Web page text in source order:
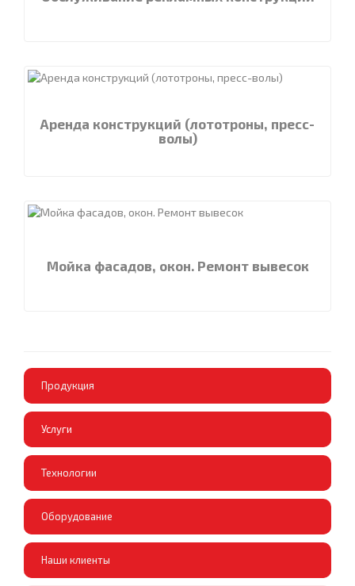
Аренда конструкций (лототроны, пресс-
волы)
Мойка фасадов, окон. Ремонт вывесок
Продукция
Услуги
Технологии
Оборудование
Наши клиенты